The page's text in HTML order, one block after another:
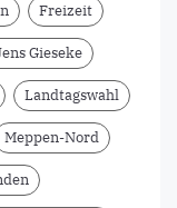
Freizeit
Gieseke
Landtagswahl
Meppen-Nord